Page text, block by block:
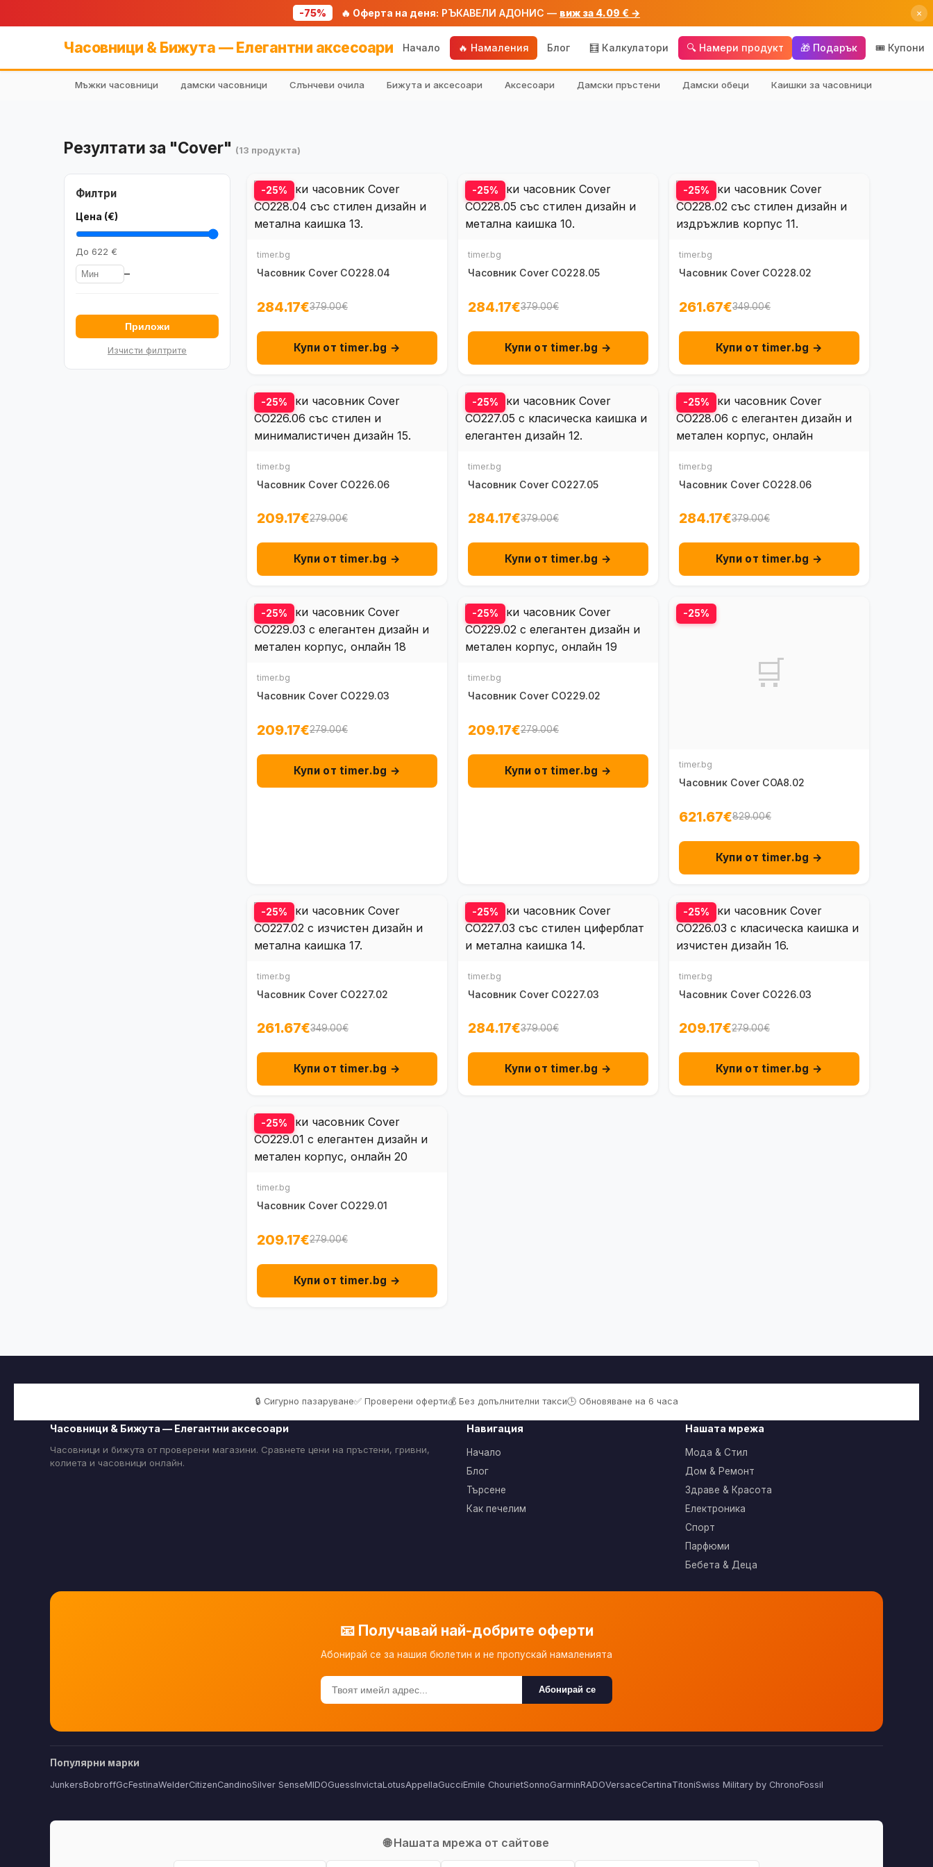
-75% 🔥 Оферта на деня: РЪКАВЕЛИ АДОНИС — виж за 4.09 € → ×
Часовници & Бижута — Елегантни аксесоари Начало 🔥 Намаления Блог 🧮 Калкулатори 🔍 Намери продукт 🎁 Подарък 🎟️ Купони
Мъжки часовници дамски часовници Слънчеви очила Бижута и аксесоари Аксесоари Дамски пръстени Дамски обеци Каишки за часовници
Резултати за "Cover" (13 продукта)
Филтри
Цена (€)
До 622 €
–
Приложи
Изчисти филтрите
-25%
timer.bg
Часовник Cover CO228.04
284.17€379.00€
Купи от timer.bg →
-25%
timer.bg
Часовник Cover CO228.05
284.17€379.00€
Купи от timer.bg →
-25%
timer.bg
Часовник Cover CO228.02
261.67€349.00€
Купи от timer.bg →
-25%
timer.bg
Часовник Cover CO226.06
209.17€279.00€
Купи от timer.bg →
-25%
timer.bg
Часовник Cover CO227.05
284.17€379.00€
Купи от timer.bg →
-25%
timer.bg
Часовник Cover CO228.06
284.17€379.00€
Купи от timer.bg →
-25%
timer.bg
Часовник Cover CO229.03
209.17€279.00€
Купи от timer.bg →
-25%
timer.bg
Часовник Cover CO229.02
209.17€279.00€
Купи от timer.bg →
-25%
🛒
timer.bg
Часовник Cover COA8.02
621.67€829.00€
Купи от timer.bg →
-25%
timer.bg
Часовник Cover CO227.02
261.67€349.00€
Купи от timer.bg →
-25%
timer.bg
Часовник Cover CO227.03
284.17€379.00€
Купи от timer.bg →
-25%
timer.bg
Часовник Cover CO226.03
209.17€279.00€
Купи от timer.bg →
-25%
timer.bg
Часовник Cover CO229.01
209.17€279.00€
Купи от timer.bg →
🔒 Сигурно пазаруване✅ Проверени оферти💰 Без допълнителни такси🕒 Обновяване на 6 часа
Часовници & Бижута — Елегантни аксесоари
Часовници и бижута от проверени магазини. Сравнете цени на пръстени, гривни,
колиета и часовници онлайн.
Навигация
Начало
Блог
Търсене
Как печелим
Нашата мрежа
Мода & Стил
Дом & Ремонт
Здраве & Красота
Електроника
Спорт
Парфюми
Бебета & Деца
📧 Получавай най-добрите оферти
Абонирай се за нашия бюлетин и не пропускай намаленията
Абонирай се
Популярни марки
JunkersBobroffGcFestinaWelderCitizenCandinoSilver SenseMIDOGuessInvictaLotusAppellaGucciEmile ChourietSonnoGarminRADOVersaceCertinaTitoniSwiss Military by ChronoFossil
🌐 Нашата мрежа от сайтове